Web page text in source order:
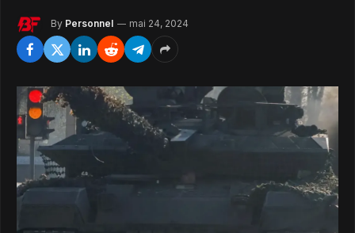
By Personnel mai 24, 2024